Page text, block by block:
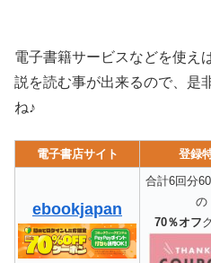
電子書籍サービスなどを使え
説を読む事が出来るので、是
ね♪
電子書店サイト 登録
ebookjapan
合計6回分
の
70％オフ